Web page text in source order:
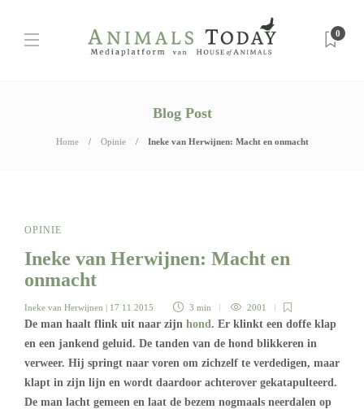
0
Blog Post
Home Opinie Ineke van Herwijnen: Macht en onmacht
OPINIE
Ineke van Herwijnen: Macht en
onmacht
Ineke van Herwijnen | 17 11 2015 3 min 2001
De man haalt flink uit naar zijn hond. Er klinkt een doffe klap
en een jankend geluid. De tanden van de hond blikkeren in
verweer. Hij springt naar voren om zichzelf te verdedigen, maar
klapt in zijn lijn en wordt daardoor achterover gekatapulteerd.
De man lacht gemeen en laat de bezem nogmaals neerdalen op